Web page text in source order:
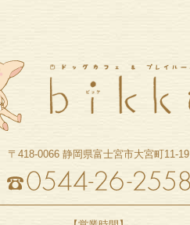
〒418-0066 静岡県富士宮市大宮町11-19